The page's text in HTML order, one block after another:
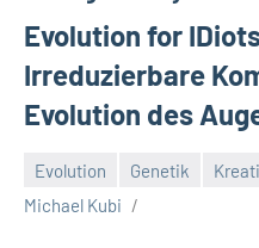
Evolution for
Irreduzierbare
Evolution des
Evolution Genetik
Michael Kubi